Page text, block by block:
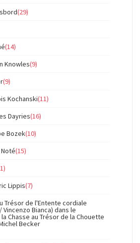
(29)
(14)
Knowles(9)
(9)
Kochanski(11)
Dayries(16)
Bozek(10)
(15)
Lippis(7)
Trésor de l'Entente cordiale
Vincenzo Bianca) dans le
Chasse au Trésor de la Chouette
Becker